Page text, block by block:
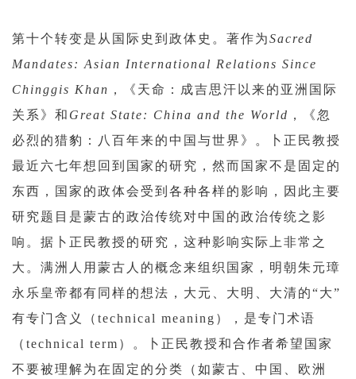
第十个转变是从国际史到政体史。著作为Sacred
Mandates: Asian International Relations Since
Chinggis Khan ，《天命：成吉思汗以来的亚洲国际
关系》和 Great State: China and the World ，《忽
必烈的猎豹：八百年来的中国与世界》。卜正民教授
最近六七年想回到国家的研究，然而国家不是固定的
东西，国家的政体会受到各种各样的影响，因此主要
研究题目是蒙古的政治传统对中国的政治传统之影
响。据卜正民教授的研究，这种影响实际上非常之
大。满洲人用蒙古人的概念来组织国家，明朝朱元璋
永乐皇帝都有同样的想法，大元、大明、大清的“大”
有专门含义（technical meaning），是专门术语
（technical term）。卜正民教授和合作者希望国家
不要被理解为在固定的分类（如蒙古、中国、欧洲